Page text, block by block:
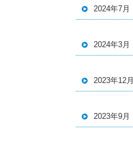
2024年7月
2024年3月
2023年12月
2023年9月